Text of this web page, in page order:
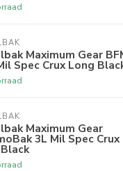
Maximum Gear
Spec Crux Long
Maximum Gear
3L Mil Spec Crux